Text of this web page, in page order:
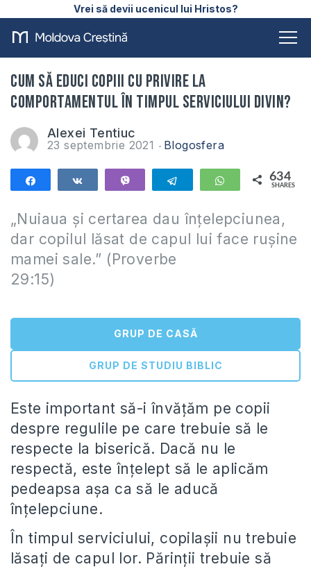
Vrei să devii ucenicul lui Hristos?
Cum să educi copiii cu privire la
comportamentul în timpul serviciului divin?
Alexei Tentiuc
23 septembrie 2021 Blogosfera
Telegram WhatsApp
634
SHARES
„Nuiaua și certarea dau înțelepciunea,
dar copilul lăsat de capul lui face rușine
mamei sale.” (Proverbe
29:15)
GRUP DE CASĂ
GRUP DE STUDIU BIBLIC
Este important să-i învățăm pe copii
despre regulile pe care trebuie să le
respecte la biserică. Dacă nu le
respectă, este înțelept să le aplicăm
pedeapsa așa ca să le aducă
înțelepciune.
În timpul serviciului, copilașii nu trebuie
lăsați de capul lor. Părinții trebuie să